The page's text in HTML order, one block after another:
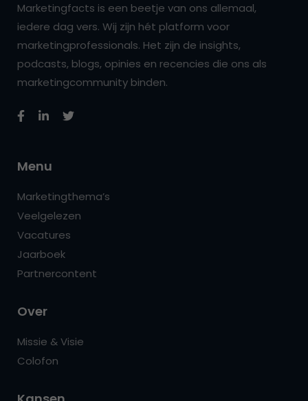
Marketingfacts is een beetje van ons allemaal,
iedere dag vers. Wij zijn hét platform voor
marketingprofessionals. Het zijn de insights,
podcasts, blogs, opinies en recencies die ons als
marketingcommunity binden.
Menu
Marketingthema’s
Veelgelezen
Vacatures
Jaarboek
Partnercontent
Over
Missie & Visie
Colofon